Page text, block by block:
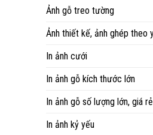
Ảnh gỗ treo tường
Ảnh thiết kế, ảnh ghép theo
In ảnh cưới
In ảnh gỗ kích thước lớn
In ảnh gỗ số lượng lớn, giá rẻ
In ảnh kỷ yếu